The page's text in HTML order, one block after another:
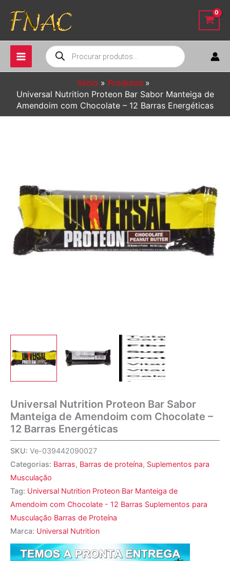
para
conteúdo
Pesquisar
produtos
Início
Produtos
Universal Nutrition Proteon Bar Sabor Manteiga de
Amendoim com Chocolate – 12 Barras Energéticas
Universal Nutrition Proteon Bar Sabor
Manteiga de Amendoim com Chocolate –
12 Barras Energéticas
SKU: Ve-039442090027
Categorias: Barras, Barras de proteína, Suplementos para
Musculação
Tag: Universal Nutrition Proteon Bar Manteiga de
Amendoim com Chocolate - 12 Barras Suplementos para
Musculação Barras de Proteína
Marca: Universal Nutrition